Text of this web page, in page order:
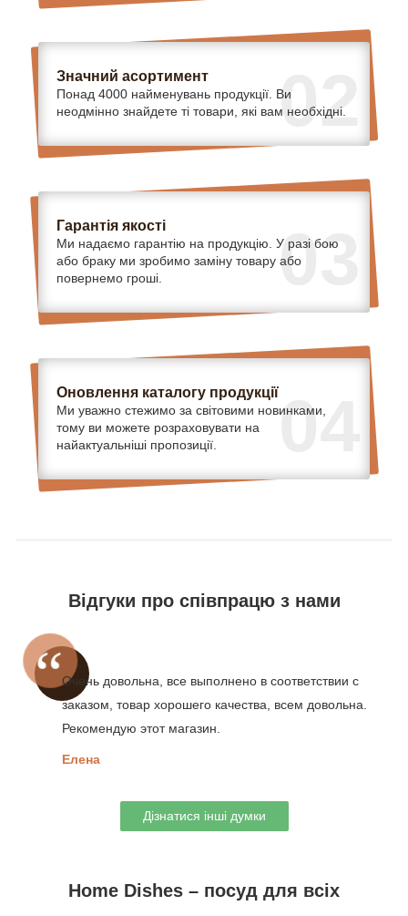
02
Значний асортимент
Понад 4000 найменувань продукції. Ви
неодмінно знайдете ті товари, які вам необхідні.
03
Гарантія якості
Ми надаємо гарантію на продукцію. У разі бою
або браку ми зробимо заміну товару або
повернемо гроші.
04
Оновлення каталогу продукції
Ми уважно стежимо за світовими новинками,
тому ви можете розраховувати на
найактуальніші пропозиції.
Відгуки про співпрацю з нами
Очень довольна, все выполнено в соответствии с
заказом, товар хорошего качества, всем довольна.
Рекомендую этот магазин.
Елена
Дізнатися інші думки
Home Dishes – посуд для всіх